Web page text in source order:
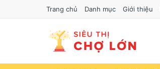
Trang chủ Danh mục Giới thiệu